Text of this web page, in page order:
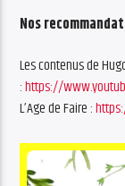
Nos
Les contenus de
:https://
L’Age de Faire :